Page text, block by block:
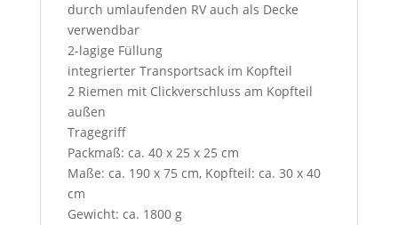
durch umlaufenden RV auch als Decke
verwendbar
2-lagige Füllung
integrierter Transportsack im Kopfteil
2 Riemen mit Clickverschluss am Kopfteil
außen
Tragegriff
Packmaß: ca. 40 x 25 x 25 cm
Maße: ca. 190 x 75 cm, Kopfteil: ca. 30 x 40
cm
Gewicht: ca. 1800 g